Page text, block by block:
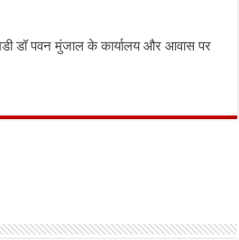
डॉ पवन मुंजाल के कार्यालय और आवास पर